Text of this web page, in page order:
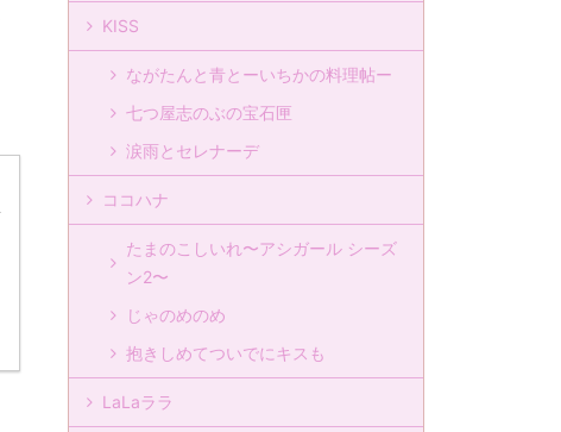
KISS
ながたんと青とーいちかの料理帖ー
七つ屋志のぶの宝石匣
涙雨とセレナーデ
ココハナ
たまのこしいれ〜アシガール シーズ
ン2〜
じゃのめのめ
抱きしめてついでにキスも
LaLaララ